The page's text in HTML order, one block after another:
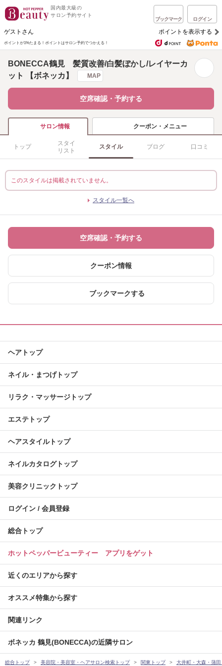
国内最大級の
サロン予約サイト
ブックマーク ログイン
ゲストさん ポイントを表示する
ポイントが1%たまる！ ポイントはサロン予約でつかえる！
BONECCA鶴見 髪質改善/白髪ぼかし/レイヤーカ
ット 【ボネッカ】
MAP
空席確認・予約する
サロン情報 クーポン・メニュー
トップ
スタイ
リスト
スタイル ブログ 口コミ
このスタイルは掲載されていません。
スタイル一覧へ
空席確認・予約する
クーポン情報
ブックマークする
ヘアトップ
ネイル・まつげトップ
リラク・マッサージトップ
エステトップ
ヘアスタイルトップ
ネイルカタログトップ
美容クリニックトップ
ログイン / 会員登録
総合トップ
ホットペッパービューティー アプリをゲット
近くのエリアから探す
オススメ特集から探す
関連リンク
ボネッカ 鶴見(BONECCA)の近隣サロン
総合トップ 美容院・美容室・ヘアサロン検索トップ 関東トップ 大井町・大森・蒲